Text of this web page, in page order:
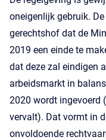
oneigenlijk gebruik.
gerechtshof dat de
2019 een einde te
dat deze zal eindigen
arbeidsmarkt in
2020 wordt ingevoerd
vervalt). Dat vormt in
onvoldoende